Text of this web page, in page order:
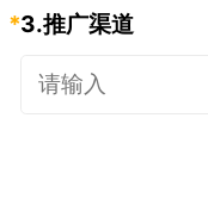
*3.推广渠道